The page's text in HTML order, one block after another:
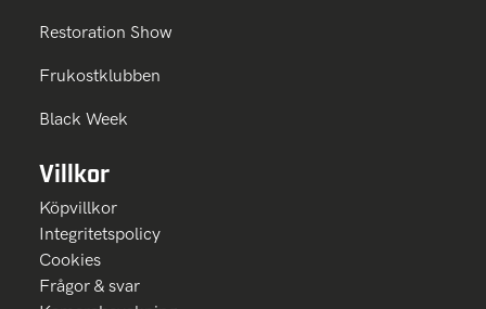
Restoration Show
Frukostklubben
Black Week
Villkor
Köpvillkor
Integritetspolicy
Cookies
Frågor & svar